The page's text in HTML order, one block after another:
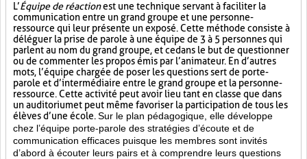
L’Équipe de réactionest une technique servant à faciliter la
communication entre un grand groupe et une personne-
ressource qui leur présente un exposé. Cette méthode consiste à
déléguer la prise de parole à une équipe de 3 à 5 personnes qui
parlent au nom du grand groupe, et ce dans le but de questionner
ou de commenter les propos émis par l’animateur. En d’autres
mots, l’équipe chargée de poser les questions sert de porte-
parole et d’intermédiaire entre le grand groupe et la personne-
ressource. Cette activité peut avoir lieu tant en classe que dans
un auditorium et peut même favoriser la participation de tous les
élèves d’une école. Sur le plan pédagogique, elle développe
chez l’équipe porte-parole des stratégies d’écoute et de
communication efficaces puisque les membres sont invités
d’abord à écouter leurs pairs et à comprendre leurs questions